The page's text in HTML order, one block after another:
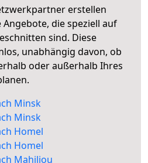
erstellen
die speziell auf
sind. Diese
unabhängig davon, ob
oder außerhalb Ihres
Minsk
Minsk
Homel
Homel
Mahiljou